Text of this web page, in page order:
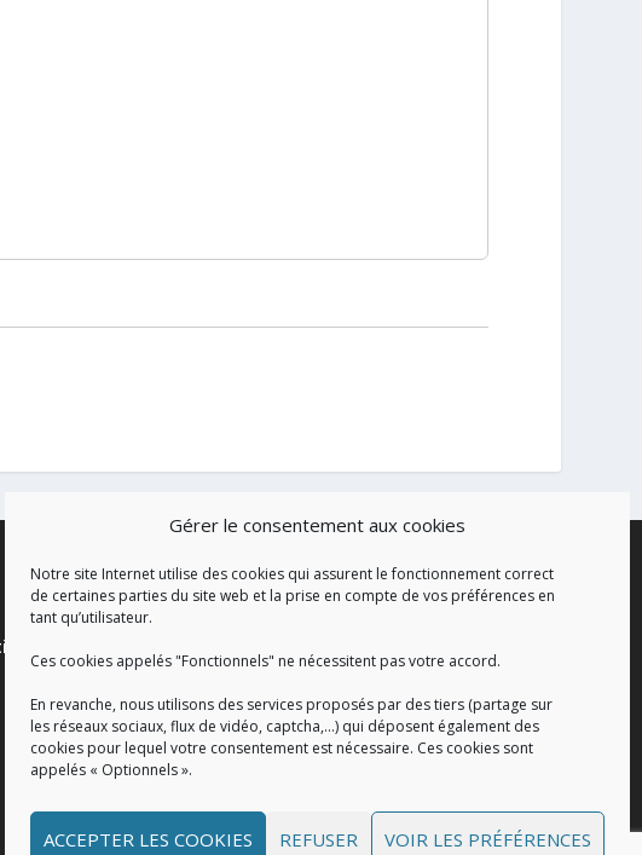
Gérer le consentement aux cookies
Notre site Internet utilise des cookies qui assurent le fonctionnement correct
de certaines parties du site web et la prise en compte de vos préférences en
tant qu’utilisateur.
Ces cookies appelés "Fonctionnels" ne nécessitent pas votre accord.
En revanche, nous utilisons des services proposés par des tiers (partage sur
les réseaux sociaux, flux de vidéo, captcha,...) qui déposent également des
cookies pour lequel votre consentement est nécessaire. Ces cookies sont
appelés « Optionnels ».
ACCEPTER LES COOKIES REFUSER VOIR LES PRÉFÉRENCES